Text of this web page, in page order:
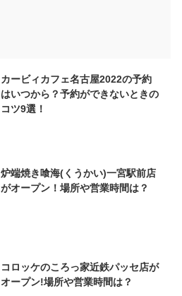
カービィカフェ名古屋2022の予約
はいつから？予約ができないときの
コツ9選！
炉端焼き喰海(くうかい)一宮駅前店
がオープン！場所や営業時間は？
コロッケのころっ家近鉄パッセ店が
オープン!場所や営業時間は？